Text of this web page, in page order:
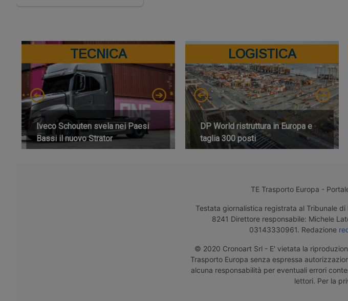
TECNICA
Iveco Schouten svela nei Paesi
Bassi il nuovo Strator
LOGISTICA
DP World ristruttura in Europa e
taglia 300 posti
TE Trasporto Europa -
Testata giornalistica registrata al Tribunale
8241 Direttore responsabile: Michele
03143330961. Redazione
© 2020 Cronoart Srl - E' vietata la
Trasporto Europa senza espressa
alcuna responsabilità per eventuali errori
lettori. Per la